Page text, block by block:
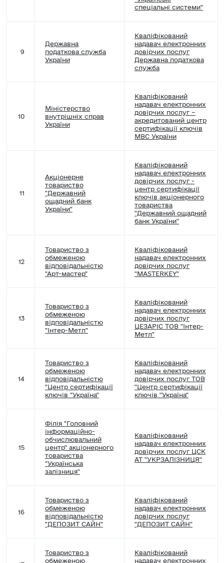
спеціальні системи"
9
Державна
податкова служба
України
Кваліфікований
надавач електронних
довірчих послуг
Державна податкова
служба
10
Міністерство
внутрішніх справ
України
Кваліфікований
надавач електронних
довірчих послуг –
акредитований центр
сертифікації ключів
МВС України
11
Акціонерне
товариство
"Державний
ощадний банк
України"
Кваліфікований
надавач електронних
довірчих послуг -
центр сертифікації
ключів акціонерного
товариства
"Державний ощадний
банк України"
12
Товариство з
обмеженою
відповідальністю
"Арт-мастер"
Кваліфікований
надавач електронних
довірчих послуг
"MASTERKEY"
13
Товариство з
обмеженою
відповідальністю
"Інтер-Метл"
Кваліфікований
надавач електронних
довірчих послуг
ЦЕЗАРІС TOB "Інтер-
Метл"
14
Товариство з
обмеженою
відповідальністю
"Центр сертифікації
ключів "Україна"
Кваліфікований
надавач електронних
довірчих послуг ТОВ
"Центр сертифікації
ключів "Україна"
15
Філія "Головний
інформаційно-
обчислювальний
центр" акціонерного
товариства
"Українська
залізниця"
Кваліфікований
надавач електронних
довірчих послуг ЦСК
АТ "УКРЗАЛІЗНИЦЯ"
16
Товариство з
обмеженою
відповідальністю
"ДЕПОЗИТ САЙН"
Кваліфікований
надавач електронних
довірчих послуг
"ДЕПОЗИТ САЙН"
Товариство з
обмеженою
Кваліфікований
надавач електронних